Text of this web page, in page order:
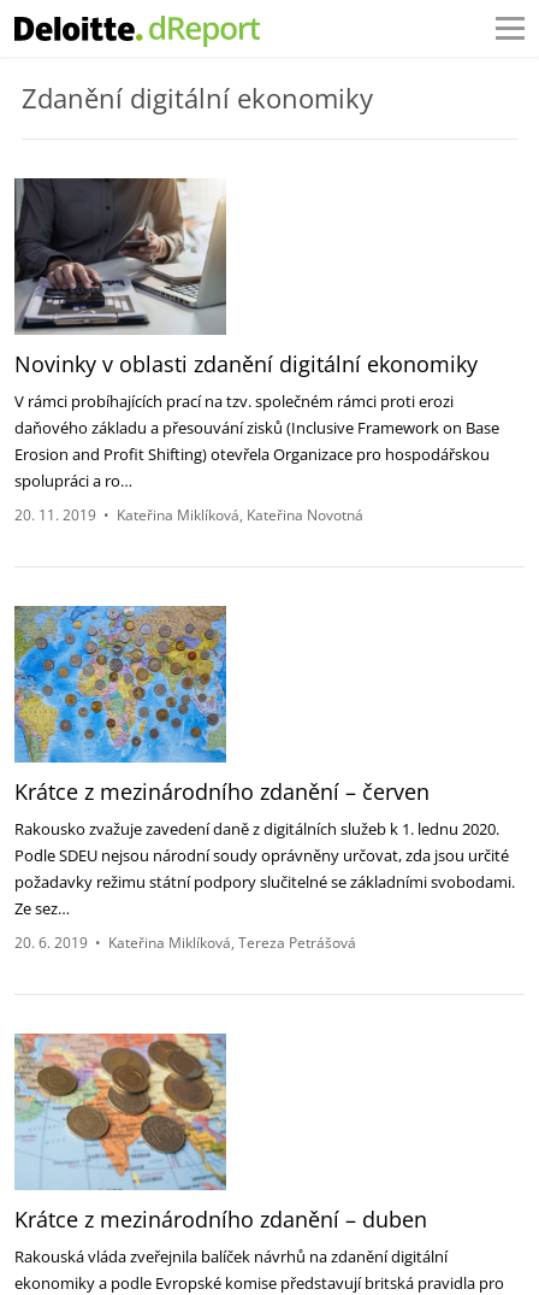
Zdanění digitální ekonomiky
Novinky v oblasti zdanění digitální ekonomiky
V rámci probíhajících prací na tzv. společném rámci proti erozi
daňového základu a přesouvání zisků (Inclusive Framework on Base
Erosion and Profit Shifting) otevřela Organizace pro hospodářskou
spolupráci a ro…
20. 11. 2019 • Kateřina Miklíková Kateřina Novotná
Krátce z mezinárodního zdanění – červen
Rakousko zvažuje zavedení daně z digitálních služeb k 1. lednu 2020.
Podle SDEU nejsou národní soudy oprávněny určovat, zda jsou určité
požadavky režimu státní podpory slučitelné se základními svobodami.
Ze sez…
20. 6. 2019 • Kateřina Miklíková Tereza Petrášová
Krátce z mezinárodního zdanění – duben
Rakouská vláda zveřejnila balíček návrhů na zdanění digitální
ekonomiky a podle Evropské komise představují britská pravidla pro